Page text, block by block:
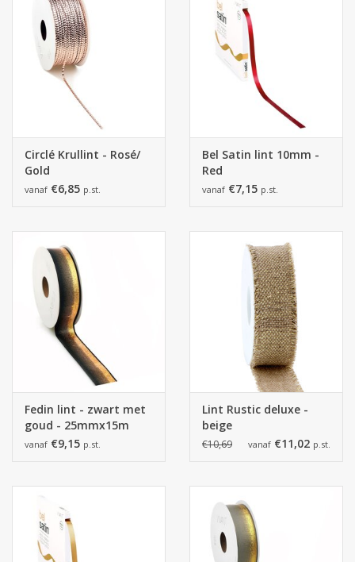
Circlé Krullint - Rosé/
Gold
vanaf €6,85 p.st.
Bel Satin lint 10mm -
Red
vanaf €7,15 p.st.
Fedin lint - zwart met
goud - 25mmx15m
vanaf €9,15 p.st.
Lint Rustic deluxe -
beige
€10,69 vanaf €11,02 p.st.